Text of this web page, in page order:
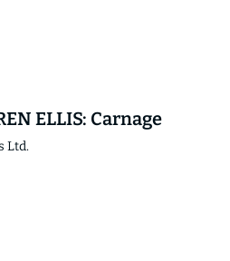
ELLIS: Carnage
Ltd.